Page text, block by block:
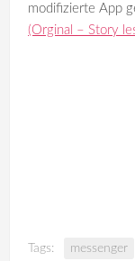
modifizierte App
(Orginal – Story
Tags: messenger